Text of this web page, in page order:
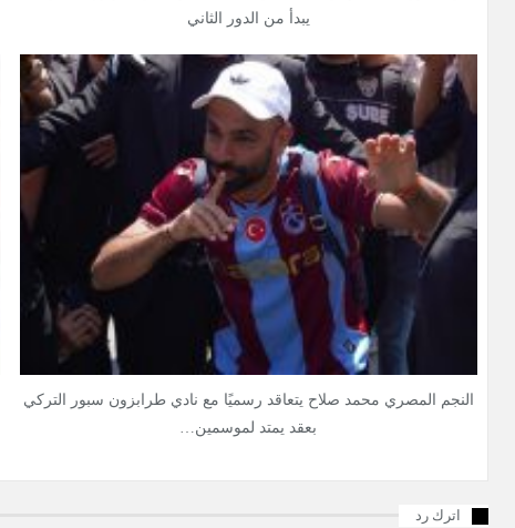
يبدأ من الدور الثاني
النجم المصري محمد صلاح يتعاقد رسميًا مع نادي طرابزون سبور التركي
بعقد يمتد لموسمين…
اترك رد